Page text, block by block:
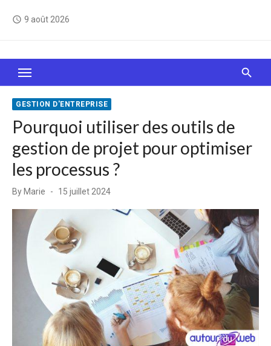
access_time 9 août 2026
Le Web, c'est comme une boîte de chocolats… On
sait jamais sur quoi on va tomber !
GESTION D'ENTREPRISE
Pourquoi utiliser des outils de
gestion de projet pour optimiser
les processus ?
By Marie
Posted
15 juillet 2024